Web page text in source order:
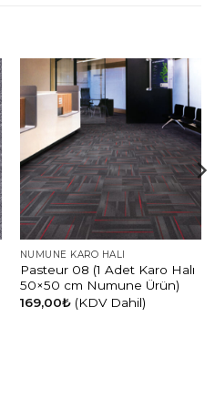
NUMUNE KARO HALI
Pasteur 08 (1 Adet Karo Halı
50×50 cm Numune Ürün)
169,00₺ (KDV Dahil)